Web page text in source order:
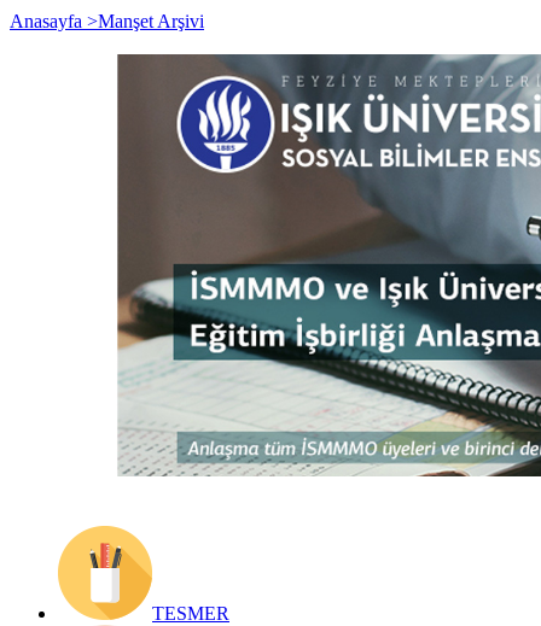
Anasayfa >Manşet Arşivi
Yayın Tarihi: 15 Ağustos 2018
Detay bilgiler:
https://archive.ismmmo.org.tr/docs/indirim/
Geri Dön
TESMER